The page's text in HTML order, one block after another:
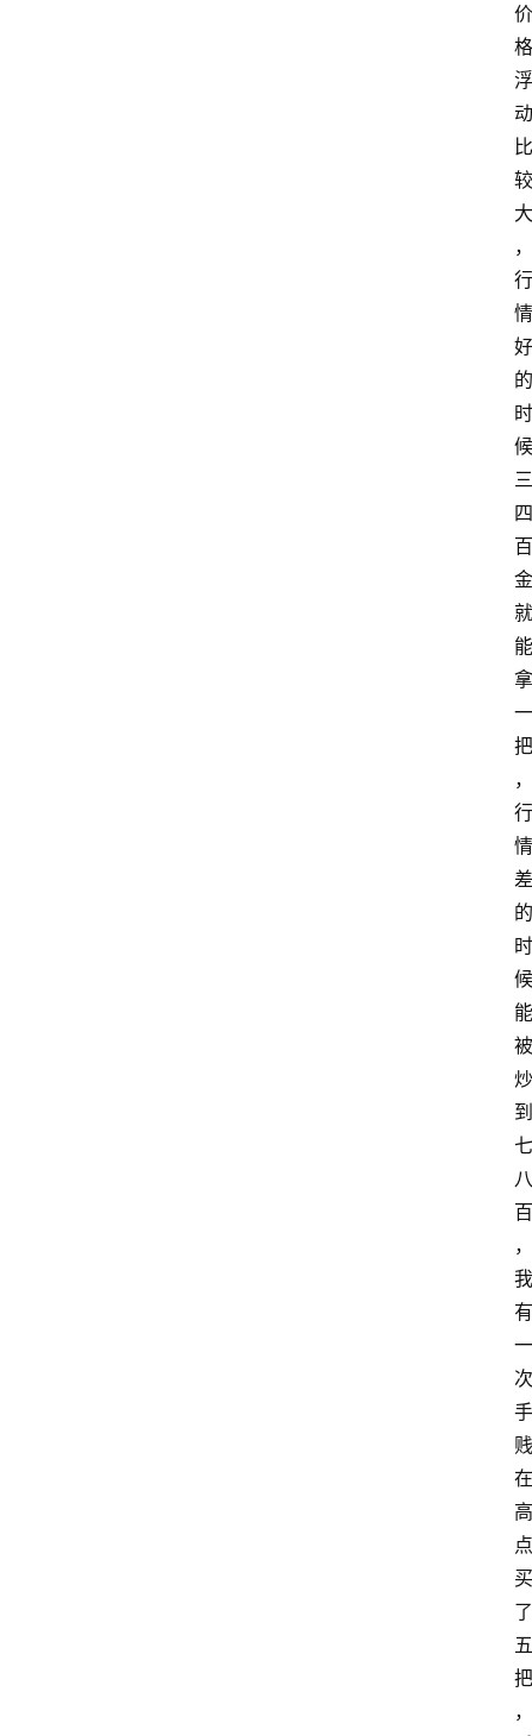
价
格
浮
动
比
较
大
，
行
情
好
的
时
候
三
四
百
金
就
能
拿
一
把
，
行
情
差
的
时
候
能
被
炒
到
七
八
百
，
我
有
一
次
手
贱
在
高
点
买
了
五
把
，